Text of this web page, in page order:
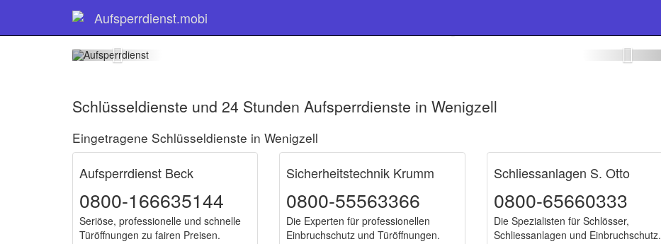
Aufsperrdienst.mobi
Schlüsseldienste und 24 Stunden Aufsperrdienste in Wenigzell
Eingetragene Schlüsseldienste in Wenigzell
Aufsperrdienst Beck
0800-166635144
Seriöse, professionelle und schnelle
Türöffnungen zu fairen Preisen.
Sicherheitstechnik Krumm
0800-55563366
Die Experten für professionellen
Einbruchschutz und Türöffnungen.
Schliessanlagen S. Otto
0800-65660333
Die Spezialisten für Schlösser,
Schliessanlagen und Einbruchschutz.